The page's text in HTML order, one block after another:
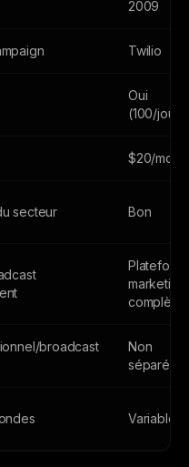
2009
Twilio
Oui
(100/jour)
$20/mo
secteur Bon
marketing
complète
broadcast
Non
séparés
Variable